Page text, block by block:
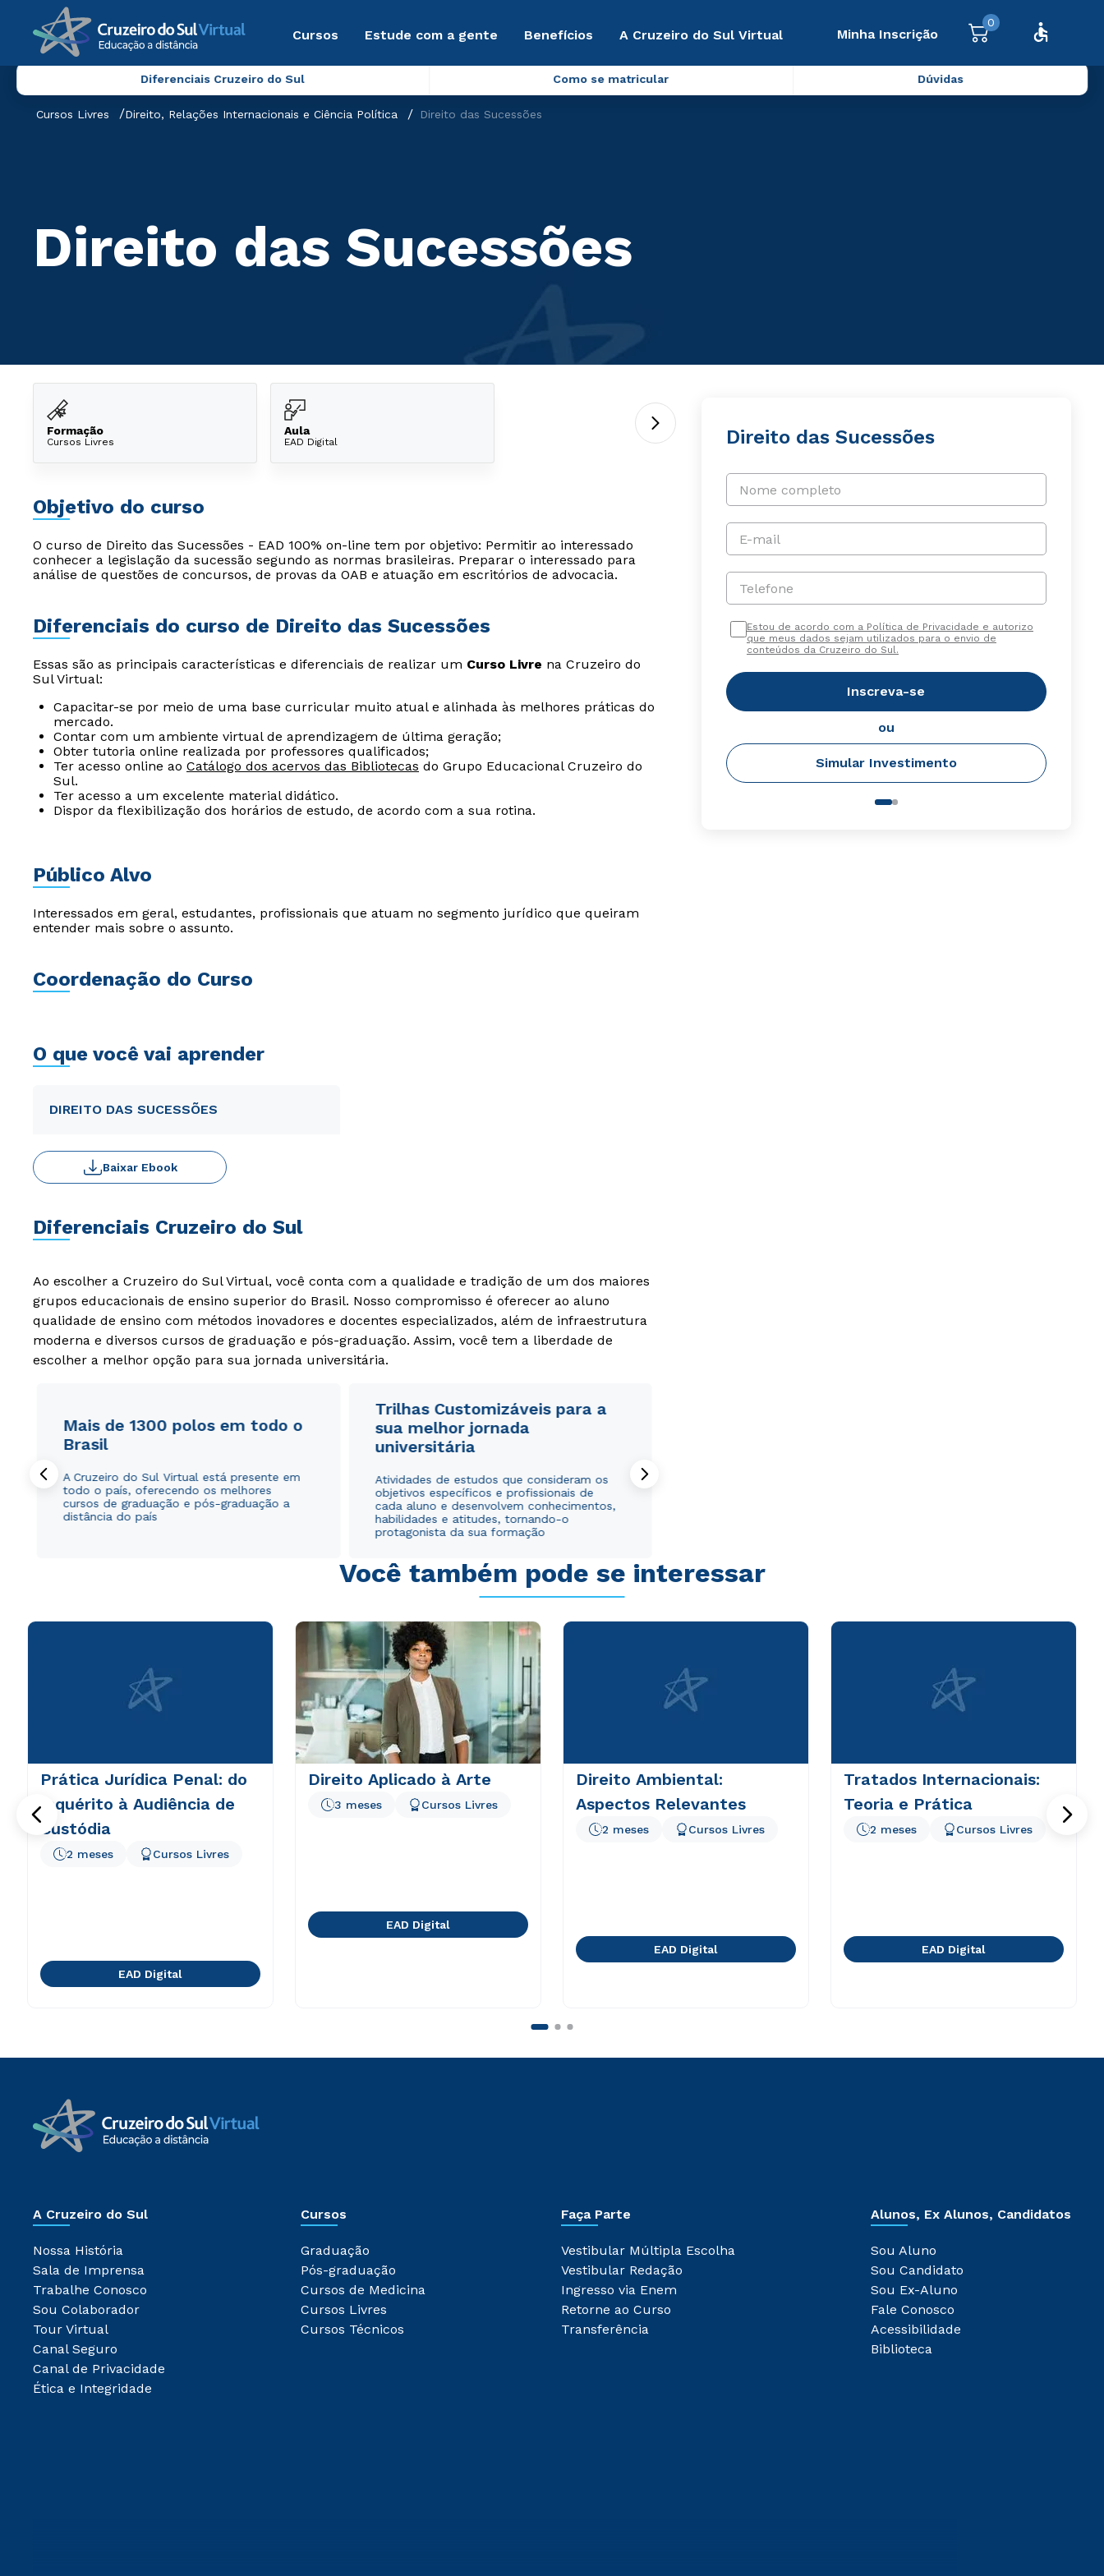
Cursos Estude com a gente Benefícios A Cruzeiro do Sul Virtual Minha Inscrição
0
Diferenciais Cruzeiro do Sul Como se matricular Dúvidas
Cursos Livres Direito, Relações Internacionais e Ciência Política Direito das Sucessões
Direito das Sucessões
Formação
Cursos Livres
Aula
EAD Digital
Objetivo do curso
O curso de Direito das Sucessões - EAD 100% on-line tem por objetivo: Permitir ao interessado
conhecer a legislação da sucessão segundo as normas brasileiras. Preparar o interessado para
análise de questões de concursos, de provas da OAB e atuação em escritórios de advocacia.
Diferenciais do curso de Direito das Sucessões
Essas são as principais características e diferenciais de realizar um Curso Livre na Cruzeiro do
Sul Virtual:
Capacitar-se por meio de uma base curricular muito atual e alinhada às melhores práticas do
mercado.
Contar com um ambiente virtual de aprendizagem de última geração;
Obter tutoria online realizada por professores qualificados;
Ter acesso online ao Catálogo dos acervos das Bibliotecas do Grupo Educacional Cruzeiro do
Sul.
Ter acesso a um excelente material didático.
Dispor da flexibilização dos horários de estudo, de acordo com a sua rotina.
Público Alvo
Interessados em geral, estudantes, profissionais que atuam no segmento jurídico que queiram
entender mais sobre o assunto.
Coordenação do Curso
O que você vai aprender
DIREITO DAS SUCESSÕES
Baixar Ebook
Diferenciais Cruzeiro do Sul
Ao escolher a Cruzeiro do Sul Virtual, você conta com a qualidade e tradição de um dos maiores
grupos educacionais de ensino superior do Brasil. Nosso compromisso é oferecer ao aluno
qualidade de ensino com métodos inovadores e docentes especializados, além de infraestrutura
moderna e diversos cursos de graduação e pós-graduação. Assim, você tem a liberdade de
escolher a melhor opção para sua jornada universitária.
Mais de 1300 polos em todo o
Brasil
A Cruzeiro do Sul Virtual está presente em
todo o país, oferecendo os melhores
cursos de graduação e pós-graduação a
distância do país
Trilhas Customizáveis para a
sua melhor jornada
universitária
Atividades de estudos que consideram os
objetivos específicos e profissionais de
cada aluno e desenvolvem conhecimentos,
habilidades e atitudes, tornando-o
protagonista da sua formação
Direito das Sucessões
Nome completo
E-mail
Telefone
Estou de acordo com a Política de Privacidade e autorizo
que meus dados sejam utilizados para o envio de
conteúdos da Cruzeiro do Sul.
Inscreva-se
ou
Simular Investimento
Você também pode se interessar
Prática Jurídica Penal: do
Inquérito à Audiência de
Custódia
2 meses Cursos Livres
EAD Digital
Direito Aplicado à Arte
3 meses Cursos Livres
EAD Digital
Direito Ambiental:
Aspectos Relevantes
2 meses Cursos Livres
EAD Digital
Tratados Internacionais:
Teoria e Prática
2 meses Cursos Livres
EAD Digital
A Cruzeiro do Sul
Nossa História
Sala de Imprensa
Trabalhe Conosco
Sou Colaborador
Tour Virtual
Canal Seguro
Canal de Privacidade
Ética e Integridade
Cursos
Graduação
Pós-graduação
Cursos de Medicina
Cursos Livres
Cursos Técnicos
Faça Parte
Vestibular Múltipla Escolha
Vestibular Redação
Ingresso via Enem
Retorne ao Curso
Transferência
Alunos, Ex Alunos, Candidatos
Sou Aluno
Sou Candidato
Sou Ex-Aluno
Fale Conosco
Acessibilidade
Biblioteca
autorizo que meus dados sejam utilizados para o
envio de conteúdos da Cruzeiro do Sul.
autorizo que meus dados sejam utilizados para o
envio de conteúdos da Cruzeiro do Sul.